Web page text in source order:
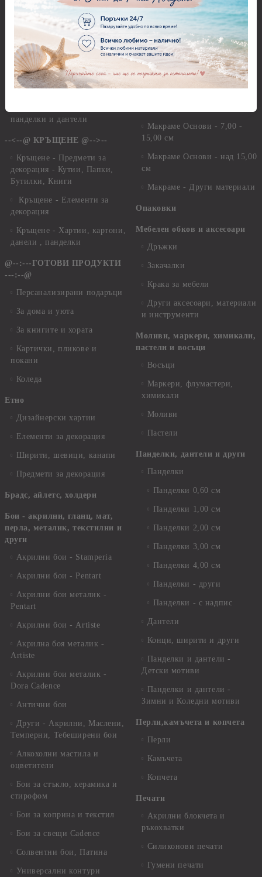
Сватбени Декупажни
хартии, дизайнерски хартии,
картони
Сватбени Предмети за
декорация
Сватбени Елементи за
декораци
панделки и дантели
--<--@ КРЪЩЕНЕ @-->--
Кръщене - Предмети за
декорация - Кутии, Папки,
Бутилки, Книги
Кръщене - Елементи за
декорация
Кръщене - Хартии, картони,
данели , панделки
@--:---ГОТОВИ ПРОДУКТИ
---:--@
Персанализирани подаръци
За дома и уюта
За книгите и хората
Картички, пликове и
покани
Коледа
Етно
Дизайнерски хартии
Елементи за декорация
Ширити, шевици, канапи
Предмети за декорация
Брадс, айлетс, холдери
Бои - акрилни, гланц, мат,
перла, металик, текстилни и
други
Акрилни бои - Stamperia
Акрилни бои - Pentart
Акрилни бои металик -
Pentart
Акрилни бои - Artiste
Акрилна боя металик -
Artiste
Акрилни бои металик -
Dora Cadence
Антични бои
Други - Акрилни, Маслени,
Темперни, Тебеширени бои
Алкохолни мастила и
оцветители
Бои за стъкло, керамика и
стирофом
Бои за коприна и текстил
Бои за свещи Cadence
Солвентни бои, Патина
Универсални контури
Силикон
Фото ъгли
Макраме
Макраме Основи - 7,00 -
15,00 см
Макраме Основи - над 15,00
см
Макраме - Други материали
Опаковки
Мебелен обков и аксесоари
Дръжки
Закачалки
Крака за мебели
Други аксесоари, материали
и инструменти
Моливи, маркери, химикали,
пастели и восъци
Восъци
Маркери, флумастери,
химикали
Моливи
Пастели
Панделки, дантели и други
Панделки
Панделки 0,60 см
Панделки 1,00 см
Панделки 2,00 см
Панделки 3,00 см
Панделки 4,00 см
Панделки - други
Панделки - с надпис
Дантели
Конци, ширити и други
Панделки и дантели -
Детски мотиви
Панделки и дантели -
Зимни и Коледни мотиви
Перли,камъчета и копчета
Перли
Камъчета
Копчета
Печати
Акрилни блокчета и
ръкохватки
Силиконови печати
Гумени печати